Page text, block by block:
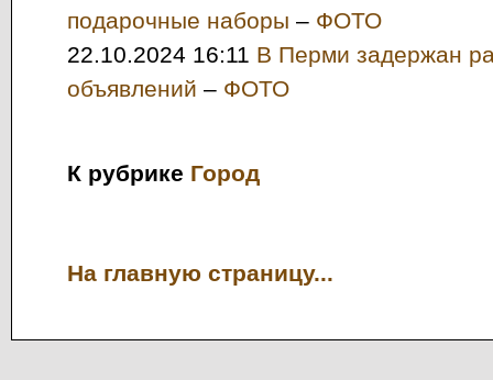
подарочные наборы – ФОТО
22.10.2024 16:11 В Перми задержан
объявлений – ФОТО
К рубрике Город
На главную страницу...